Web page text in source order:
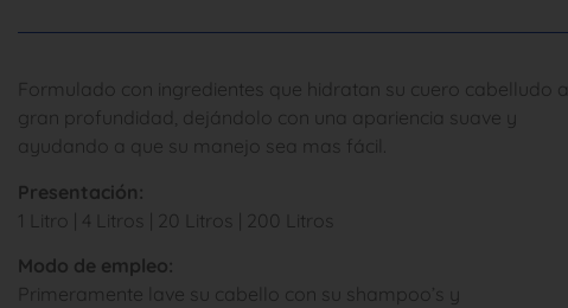
Formulado con ingredientes que hidratan su cuero cabelludo a
gran profundidad, dejándolo con una apariencia suave y
ayudando a que su manejo sea mas fácil.
Presentación:
1 Litro | 4 Litros | 20 Litros | 200 Litros
Modo de empleo:
Primeramente lave su cabello con su shampoo’s y